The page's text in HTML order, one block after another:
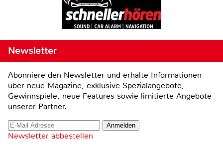
Newsletter
Abonniere den Newsletter und erhalte Informationen
über neue Magazine, exklusive Spezialangebote,
Gewinnspiele, neue Features sowie limitierte Angebote
unserer Partner.
Newsletter abbestellen